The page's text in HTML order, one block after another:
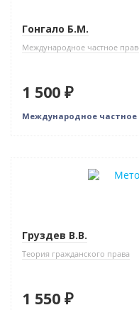
Гонгало Б.М.
Международное частное
1 500 ₽
Международное частное
Груздев В.В.
Теория гражданского права
1 550 ₽